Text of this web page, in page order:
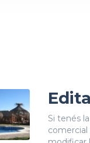
Si tenés